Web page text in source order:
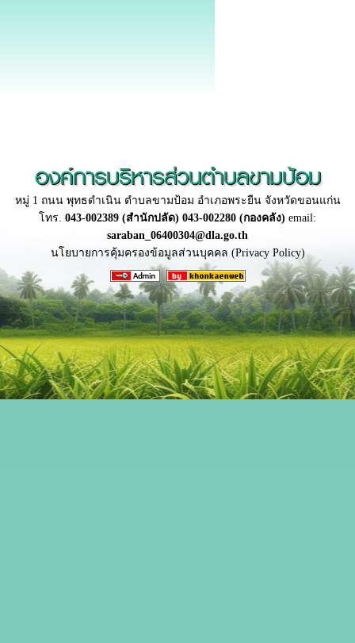
องค์การบริหารส่วนตำบลขามป้อม
หมู่ 1 ถนน พุทธดำเนิน ตำบลขามป้อม อำเภอพระยืน จังหวัดขอนแก่น
โทร. 043-002389 (สำนักปลัด) 043-002280 (กองคลัง) email:
saraban_06400304@dla.go.th
นโยบายการคุ้มครองข้อมูลส่วนบุคคล (Privacy Policy)